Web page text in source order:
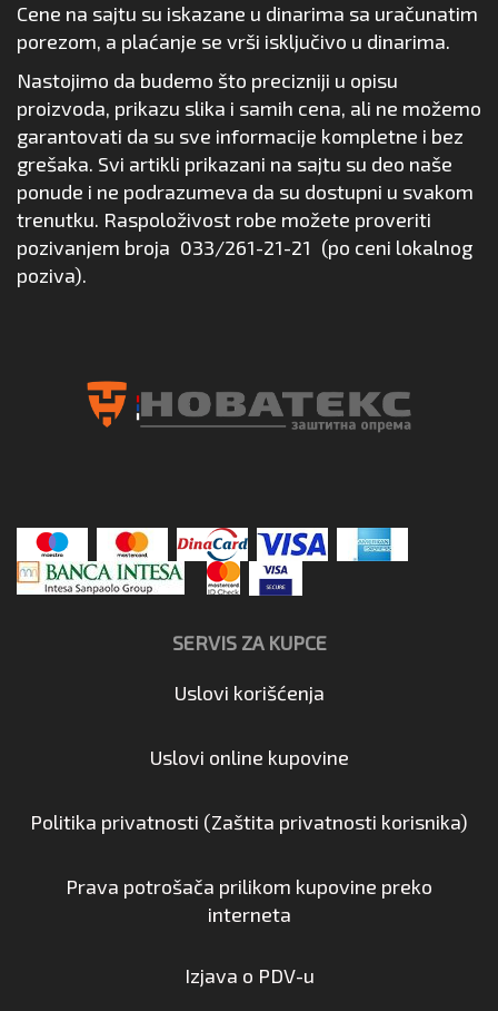
Cene na sajtu su iskazane u dinarima sa uračunatim
porezom, a plaćanje se vrši isključivo u dinarima.
Nastojimo da budemo što precizniji u opisu
proizvoda, prikazu slika i samih cena, ali ne možemo
garantovati da su sve informacije kompletne i bez
grešaka. Svi artikli prikazani na sajtu su deo naše
ponude i ne podrazumeva da su dostupni u svakom
trenutku. Raspoloživost robe možete proveriti
pozivanjem broja 033/261-21-21 (po ceni lokalnog
poziva).
SERVIS ZA KUPCE
Uslovi korišćenja
Uslovi online kupovine
Politika privatnosti (Zaštita privatnosti korisnika)
Prava potrošača prilikom kupovine preko
interneta
Izjava o PDV-u